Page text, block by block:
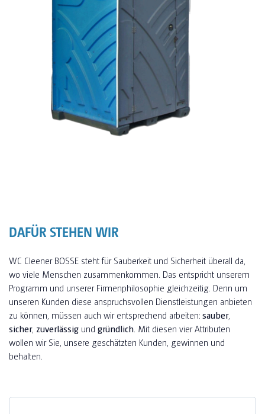
DAFÜR STEHEN WIR
WC Cleener BOSSE steht für Sauberkeit und Sicherheit überall da,
wo viele Menschen zusammenkommen. Das entspricht unserem
Programm und unserer Firmenphilosophie gleichzeitig. Denn um
unseren Kunden diese anspruchsvollen Dienstleistungen anbieten
zu können, müssen auch wir entsprechend arbeiten:sauber,
sicher, zuverlässig und gründlich . Mit diesen vier Attributen
wollen wir Sie, unsere geschätzten Kunden, gewinnen und
behalten.